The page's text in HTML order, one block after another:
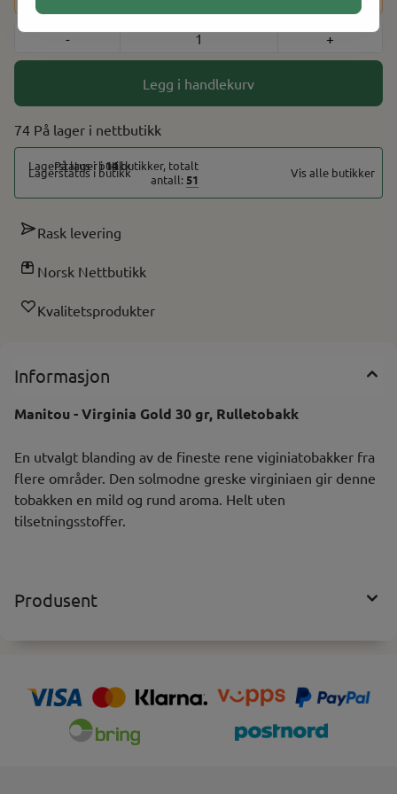
- +
Legg i handlekurv
74 På lager
På lager i14butikker, totalt
antall:51 Vis alle butikker
Rask levering
Norsk Nettbutikk
Kvalitetsprodukter
Informasjon
Manitou - Virginia Gold 30 gr, Rulletobakk
En utvalgt blanding av de fineste rene viginiatobakker fra
flere områder. Den solmodne greske virginiaen gir denne
tobakken en mild og rund aroma. Helt uten
tilsetningsstoffer.
Produsent